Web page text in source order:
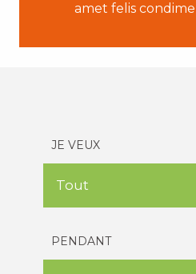
amet felis
JE VEUX
PENDANT